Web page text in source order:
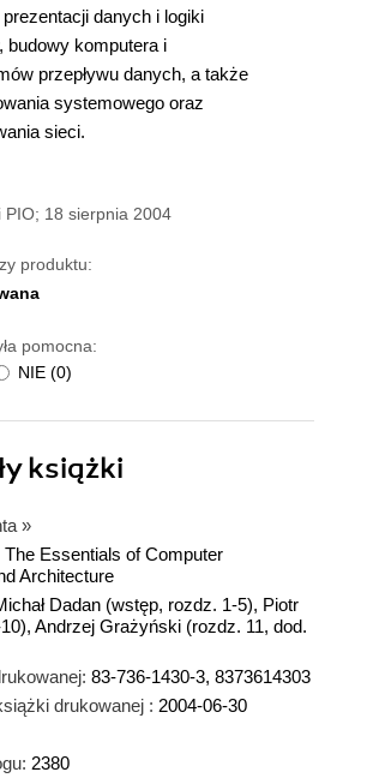
danych i logiki
budowy komputera i
przepływu danych, a także
systemowego oraz
sieci.
PIO; 18 sierpnia 2004
produktu:
pomocna:
NIE (0)
książki
»
The Essentials of Computer
Architecture
Dadan (wstęp, rozdz. 1-5), Piotr
Andrzej Grażyński (rozdz. 11, dod.
83-736-1430-3, 8373614303
drukowanej : 2004-06-30
2380